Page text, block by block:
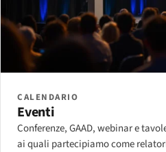
CALENDARIO
Eventi
Conferenze, GAAD, webinar e
ai quali partecipiamo come